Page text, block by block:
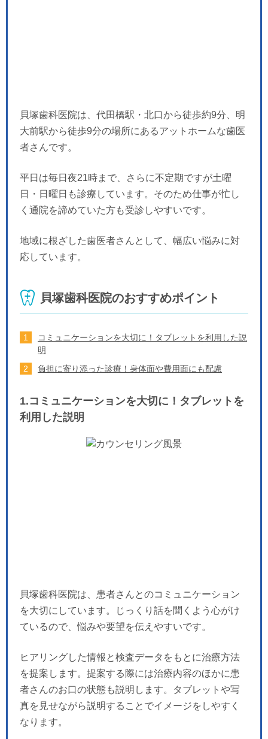
貝塚歯科医院は、代田橋駅・北口から徒歩約9分、明
大前駅から徒歩9分の場所にあるアットホームな歯医
者さんです。
平日は毎日夜21時まで、さらに不定期ですが土曜
日・日曜日も診療しています。そのため仕事が忙し
く通院を諦めていた方も受診しやすいです。
地域に根ざした歯医者さんとして、幅広い悩みに対
応しています。
貝塚歯科医院のおすすめポイント
コミュニケーションを大切に！タブレットを利用した説
明
負担に寄り添った診療！身体面や費用面にも配慮
1.コミュニケーションを大切に！タブレットを
利用した説明
貝塚歯科医院は、患者さんとのコミュニケーション
を大切にしています。じっくり話を聞くよう心がけ
ているので、悩みや要望を伝えやすいです。
ヒアリングした情報と検査データをもとに治療方法
を提案します。提案する際には治療内容のほかに患
者さんのお口の状態も説明します。タブレットや写
真を見せながら説明することでイメージをしやすく
なります。